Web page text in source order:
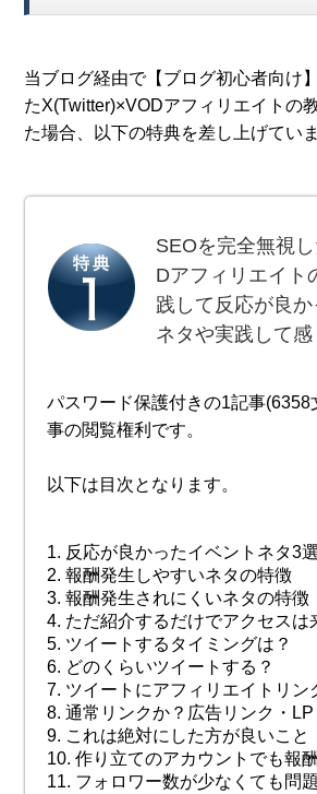
当ブログ経由で【ブログ初心者向け
たX(Twitter)×VODアフィリエイトの
た場合、以下の特典を差し上げていま
SEOを完全無視
Dアフィリエイト
践して反応が良か
ネタや実践して感
パスワード保護付きの1記事(6358
事の閲覧権利です。
以下は目次となります。
反応が良かったイベントネタ3選
報酬発生しやすいネタの特徴
報酬発生されにくいネタの特徴
ただ紹介するだけでアクセスは
ツイートするタイミングは？
どのくらいツイートする？
ツイートにアフィリエイトリン
通常リンクか？広告リンク・LP
これは絶対にした方が良いこと
作り立てのアカウントでも報
フォロワー数が少なくても問